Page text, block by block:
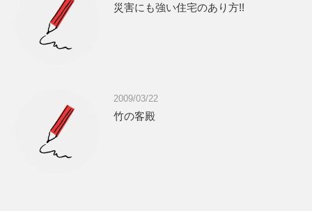
災害にも強い住宅のあり方!!
2009/03/22
竹の客殿